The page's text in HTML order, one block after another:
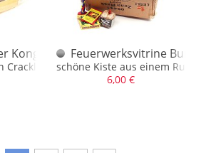
Kong Rattle Bombs 6er
Crackling-Bomben
Feuerwerksvitrine Bunte
schöne Kiste aus einem
6,00 €